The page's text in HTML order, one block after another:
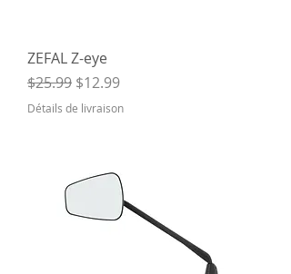
ZEFAL Z-eye
Regular Price
$25.99 Sale Price
$12.99
Détails de livraison